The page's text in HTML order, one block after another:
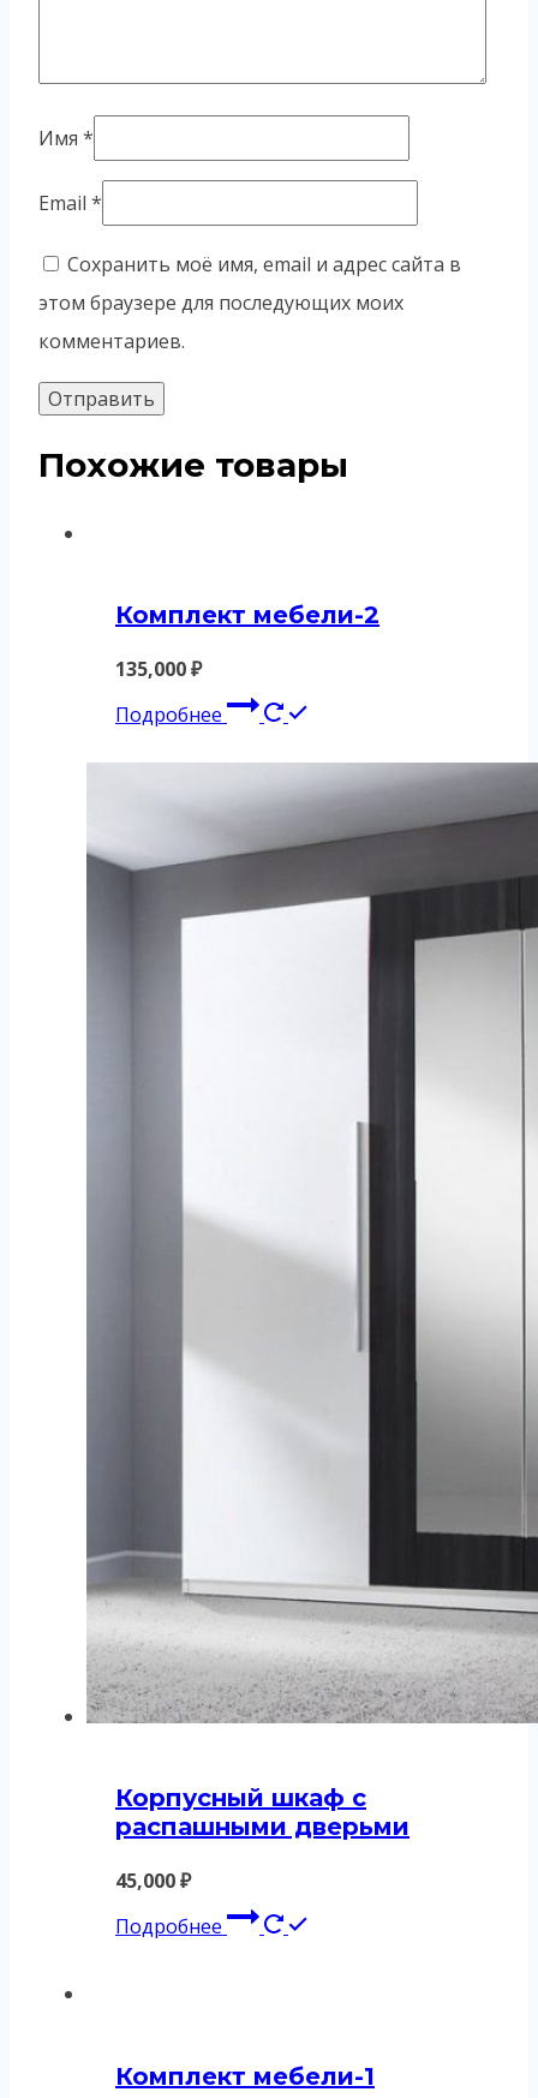
Имя *
Email *
Сохранить моё имя, email и адрес сайта в
этом браузере для последующих моих
комментариев.
Похожие товары
Комплект мебели-2
135,000₽
Подробнее
Корпусный шкаф с
распашными дверьми
45,000₽
Подробнее
Комплект мебели-1